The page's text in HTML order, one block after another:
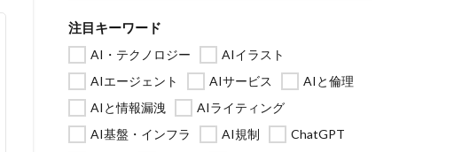
注目キーワード
AI・テクノロジー
AIイラスト
AIエージェント
AIサービス
AIと倫理
AIと情報漏洩
AIライティング
AI基盤・インフラ
AI規制
ChatGPT